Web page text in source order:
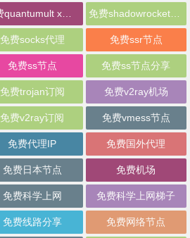
免费shadowrocket节点
免费socks代理 免费ssr节点
免费ss节点 免费ss节点分享
免费trojan订阅 免费v2ray机场
免费v2ray订阅 免费vmess节点
免费代理IP 免费国外代理
免费日本节点 免费机场
免费科学上网 免费科学上网梯子
免费线路分享 免费网络节点